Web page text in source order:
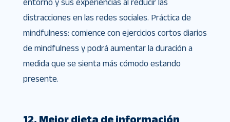
entorno y sus experiencias al reducir las
distracciones en las redes sociales. Práctica de
mindfulness: comience con ejercicios cortos diarios
de mindfulness y podrá aumentar la duración a
medida que se sienta más cómodo estando
presente.
12. Mejor dieta de información